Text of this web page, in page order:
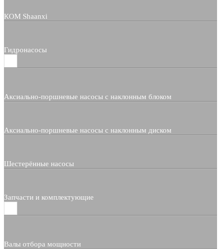
КОМ Shaanxi
Гидронасосы
Аксиально-поршневые насосы с наклонным блоком
Аксиально-поршневые насосы с наклонным диском
Шестерённые насосы
Запчасти и комплектующие
Валы отбора мощности